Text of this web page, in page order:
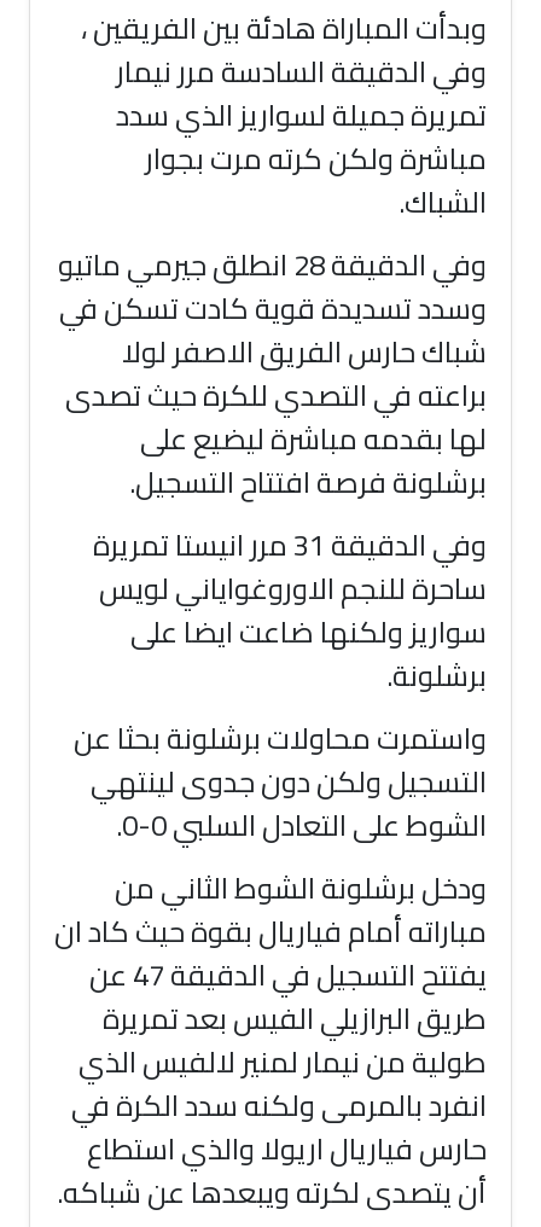
وبدأت المباراة هادئة بين الفريقين ،
وفي الدقيقة السادسة مرر نيمار
تمريرة جميلة لسواريز الذي سدد
مباشرة ولكن كرته مرت بجوار
الشباك.
وفي الدقيقة 28 انطلق جيرمي ماتيو
وسدد تسديدة قوية كادت تسكن في
شباك حارس الفريق الاصفر لولا
براعته في التصدي للكرة حيث تصدى
لها بقدمه مباشرة ليضيع على
برشلونة فرصة افتتاح التسجيل.
وفي الدقيقة 31 مرر انيستا تمريرة
ساحرة للنجم الاوروغواياني لويس
سواريز ولكنها ضاعت ايضا على
برشلونة.
واستمرت محاولات برشلونة بحثا عن
التسجيل ولكن دون جدوى لينتهي
الشوط على التعادل السلبي 0-0
.
ودخل برشلونة الشوط الثاني من
مباراته أمام فياريال بقوة حيث كاد ان
يفتتح التسجيل في الدقيقة 47 عن
طريق البرازيلي الفيس بعد تمريرة
طولية من نيمار لمنير لالفيس الذي
انفرد بالمرمى ولكنه سدد الكرة في
حارس فياريال اريولا والذي استطاع
أن يتصدى لكرته ويبعدها عن شباكه.